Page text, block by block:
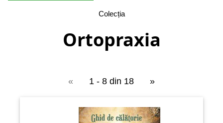
Colecția
Ortopraxia
« 1 - 8 din 18 »